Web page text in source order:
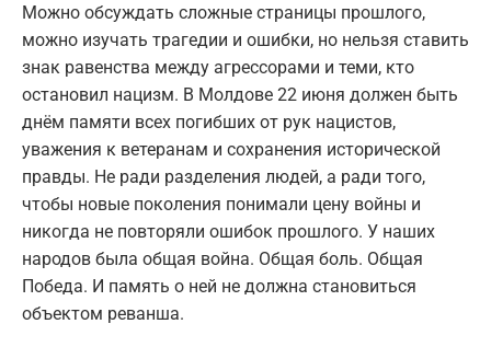
Можно обсуждать сложные страницы прошлого,
можно изучать трагедии и ошибки, но нельзя ставить
знак равенства между агрессорами и теми, кто
остановил нацизм. В Молдове 22 июня должен быть
днём памяти всех погибших от рук нацистов,
уважения к ветеранам и сохранения исторической
правды. Не ради разделения людей, а ради того,
чтобы новые поколения понимали цену войны и
никогда не повторяли ошибок прошлого. У наших
народов была общая война. Общая боль. Общая
Победа. И память о ней не должна становиться
объектом реванша.